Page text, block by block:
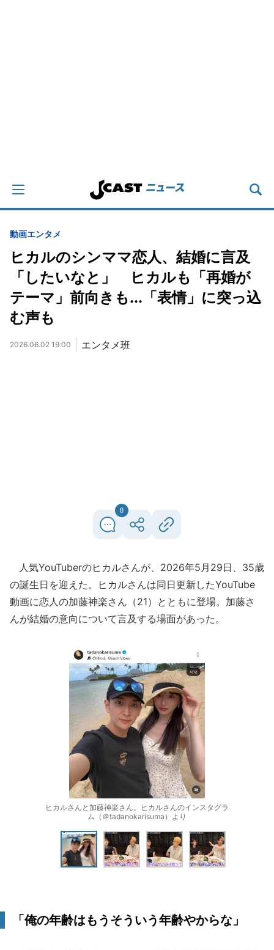
動画エンタメ
ヒカルのシンママ恋人、結婚に言及
「したいなと」 ヒカルも「再婚が
テーマ」前向きも...「表情」に突っ込
む声も
2026.06.02 19:00 エンタメ班
0
人気YouTuberのヒカルさんが、2026年5月29日、35歳
の誕生日を迎えた。ヒカルさんは同日更新したYouTube
動画に恋人の加藤神楽さん（21）とともに登場。加藤さ
んが結婚の意向について言及する場面があった。
ヒカルさんと加藤神楽さん。ヒカルさんのインスタグラ
ム（＠tadanokarisuma）より
「俺の年齢はもうそういう年齢やからな」